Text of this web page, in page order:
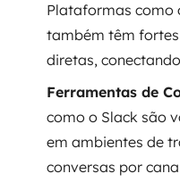
Plataformas como
também têm fortes
diretas,
Ferramentas de
como o Slack são
em ambientes de
conversas por